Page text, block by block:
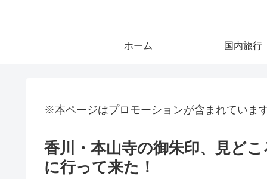
ホーム 国内旅行
※本ページはプロモーションが含まれていま
香川・本山寺の御朱印、見ど
に行って来た！